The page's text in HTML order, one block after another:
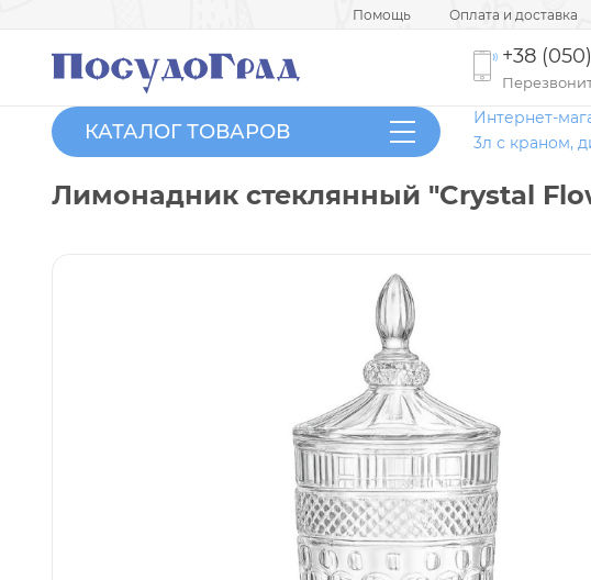
Помощь Оплата и доставка
+38
КАТАЛОГ ТОВАРОВ
Интернет-
3л с краном,
Лимонадник стеклянный "Crystal